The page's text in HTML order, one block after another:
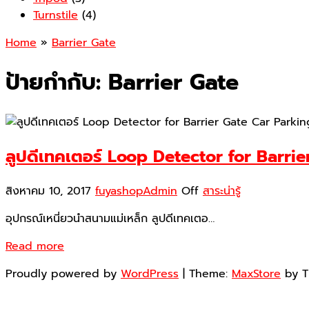
Turnstile (4)
Home » Barrier Gate
ป้ายกำกับ: Barrier Gate
ลูปดีเทคเตอร์ Loop Detector for
สิงหาคม 10, 2017 fuyashopAdmin Off สาระน่ารู้
อุปกรณ์เหนี่ยวนำสนามแม่เหล็ก ลูปดีเทคเตอ…
Read more
Proudly powered by WordPress | Theme: MaxStore by